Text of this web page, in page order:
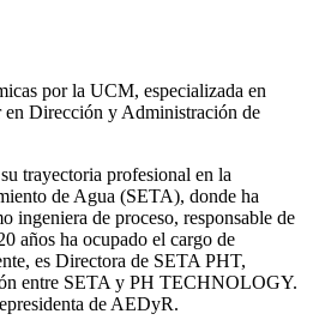
por la UCM, especializada en
Dirección y Administración de
trayectoria profesional en la
de Agua (SETA), donde ha
ingeniera de proceso, responsable de
años ha ocupado el cargo de
es Directora de SETA PHT,
entre SETA y PH TECHNOLOGY.
de AEDyR.